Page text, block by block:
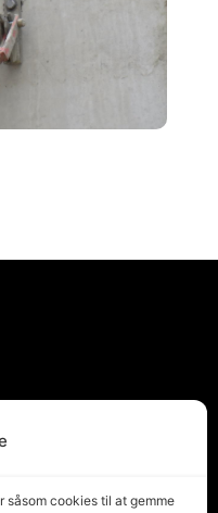
såsom cookies til at gemme
sig således,